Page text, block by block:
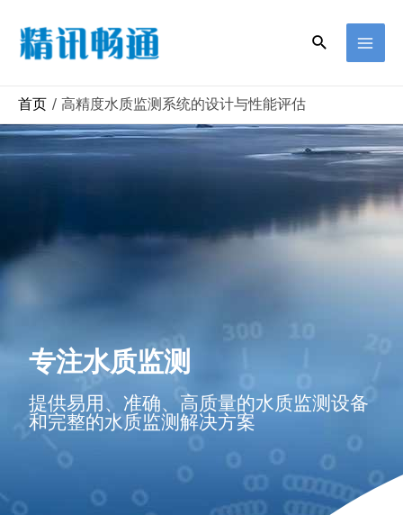
首页 高精度水质监测系统的设计与性能评估
专注水质监测
提供易用、准确、高质量的水质监测设备
和完整的水质监测解决方案